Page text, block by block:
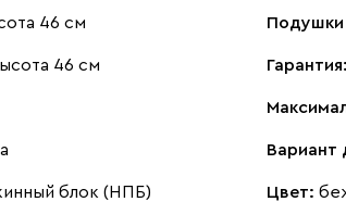
46 см
46 см
блок (НПБ)
Подушки
Гарантия:
Вариант
Цвет: